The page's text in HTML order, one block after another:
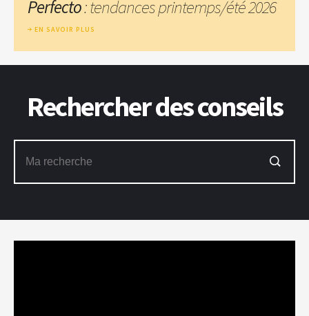
Perfecto: tendances printemps/été 2026
EN SAVOIR PLUS
Rechercher des conseils